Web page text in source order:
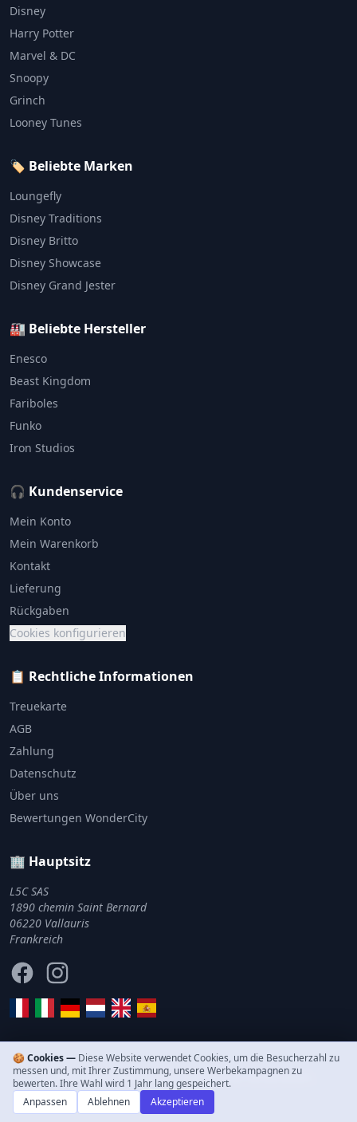
Disney
Harry Potter
Marvel & DC
Snoopy
Grinch
Looney Tunes
🏷️ Beliebte Marken
Loungefly
Disney Traditions
Disney Britto
Disney Showcase
Disney Grand Jester
🏭 Beliebte Hersteller
Enesco
Beast Kingdom
Fariboles
Funko
Iron Studios
🎧 Kundenservice
Mein Konto
Mein Warenkorb
Kontakt
Lieferung
Rückgaben
Cookies konfigurieren
📋 Rechtliche Informationen
Treuekarte
AGB
Zahlung
Datenschutz
Über uns
Bewertungen WonderCity
🏢 Hauptsitz
L5C SAS
1890 chemin Saint Bernard
06220 Vallauris
Frankreich
FacebookInstagram
© 2011–2026 WonderCity. Alle Rechte vorbehalten.
🍪 Cookies — Diese Website verwendet Cookies, um die Besucherzahl zu
messen und, mit Ihrer Zustimmung, unsere Werbekampagnen zu
bewerten. Ihre Wahl wird 1 Jahr lang gespeichert.
Anpassen
Ablehnen Akzeptieren